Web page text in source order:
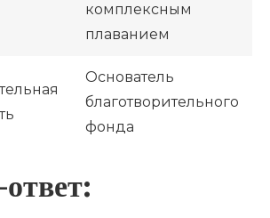
комплексным
плаванием
Основатель
благотворительного
фонда